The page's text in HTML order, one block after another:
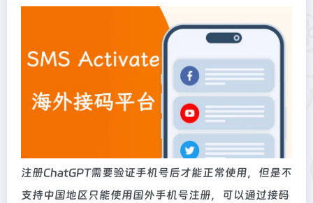
注册ChatGPT需要验证手机号后才能正常使用，但是不
支持中国地区只能使用国外手机号注册，可以通过接码